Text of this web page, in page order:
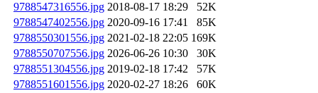
9788547316556.jpg 2018-08-17 18:29
52K
9788547402556.jpg 2020-09-16 17:41
85K
9788550301556.jpg 2021-02-18 22:05 169K
9788550707556.jpg 2026-06-26 10:30
30K
9788551304556.jpg 2019-02-18 17:42
57K
9788551601556.jpg 2020-02-27 18:26
60K